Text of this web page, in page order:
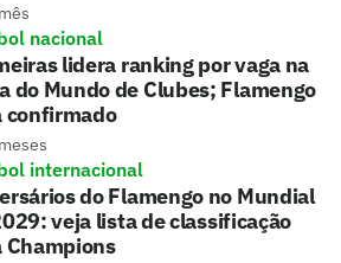
nacional
lidera ranking por vaga na
do Mundo de Clubes; Flamengo
confirmado
internacional
do Flamengo no Mundial
veja lista de classificação
Champions